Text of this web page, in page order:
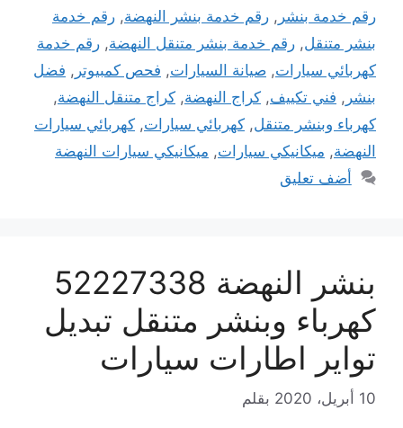
رقم خدمة بنشر , رقم خدمة بنشر النهضة, رقم خدمة
بنشر متنقل, رقم خدمة بنشر متنقل النهضة, رقم خدمة
كهربائي سيارات, صيانة السيارات, فحص كمبيوتر , فضل
بنشر , فني تكييف, كراج النهضة, كراج متنقل النهضة,
كهرباء وبنشر متنقل, كهربائي سيارات, كهربائي سيارات
النهضة, ميكانيكي سيارات, ميكانيكي سيارات النهضة
أضف تعليق
بنشر النهضة 52227338
كهرباء وبنشر متنقل تبديل
تواير اطارات سيارات
10 أبريل، 2020 بقلم